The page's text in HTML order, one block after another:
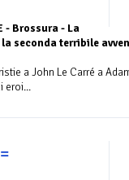
- Brossura - La
seconda terribile
a John Le Carré a
eroi...